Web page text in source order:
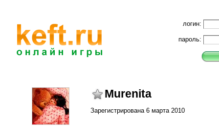
логин:
пароль:
Murenita
Зарегистрирована 6 марта 2010